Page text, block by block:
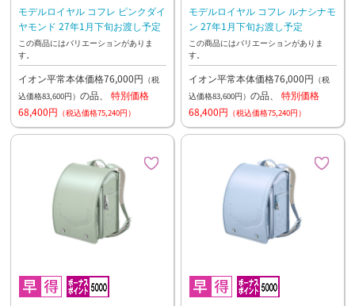
モデルロイヤル コフレ ピンクダイ
ヤモンド 27年1月下旬お渡し予定
この商品にはバリエーションがありま
す。
イオン平常本体価格76,000円 （税
込価格83,600円） の品、 特別価格
68,400円 （税込価格75,240円）
モデルロイヤル コフレ ルナシナモ
ン 27年1月下旬お渡し予定
この商品にはバリエーションがありま
す。
イオン平常本体価格76,000円 （税
込価格83,600円） の品、 特別価格
68,400円 （税込価格75,240円）